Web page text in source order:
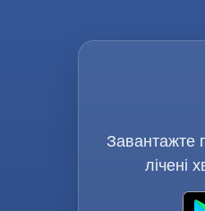
Завантажте
лічені